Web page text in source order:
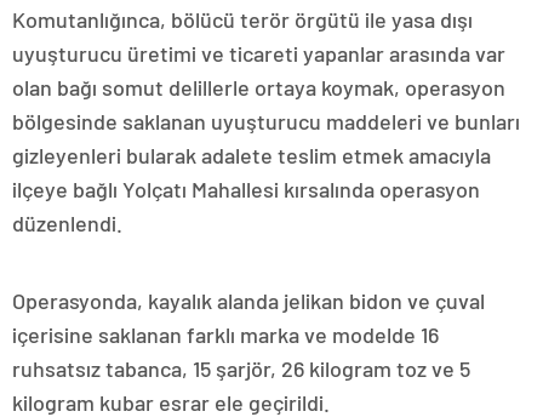
Komutanlığınca, bölücü terör örgütü ile yasa dışı
uyuşturucu üretimi ve ticareti yapanlar arasında var
olan bağı somut delillerle ortaya koymak, operasyon
bölgesinde saklanan uyuşturucu maddeleri ve bunları
gizleyenleri bularak adalete teslim etmek amacıyla
ilçeye bağlı Yolçatı Mahallesi kırsalında operasyon
düzenlendi.
Operasyonda, kayalık alanda jelikan bidon ve çuval
içerisine saklanan farklı marka ve modelde 16
ruhsatsız tabanca, 15 şarjör, 26 kilogram toz ve 5
kilogram kubar esrar ele geçirildi.